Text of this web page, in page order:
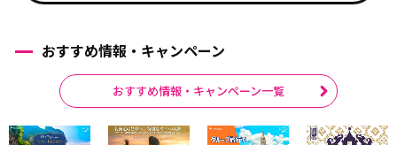
おすすめ情報・キャンペーン
おすすめ情報・キャンペーン一覧